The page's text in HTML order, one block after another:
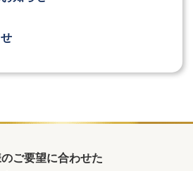
ご要望に合わせた